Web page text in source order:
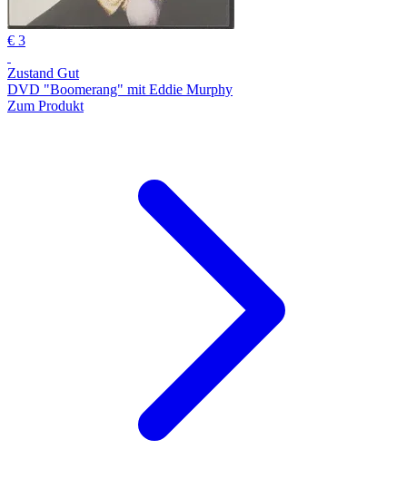
€ 3
Zustand Gut
DVD "Boomerang" mit Eddie Murphy
Zum Produkt